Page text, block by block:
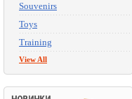
Souvenirs
Toys
Training
View All